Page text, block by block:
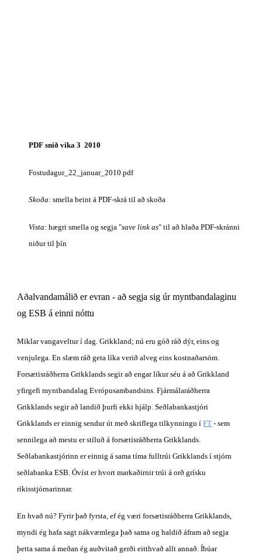
PDF snið vika 3  2010
Fostudagur_22_januar_2010.pdf
Skoða: smella beint á PDF-skrá til að skoða
Vista: hægri smella og segja "save link as" til að hlaða PDF-skránni
niður til þín
Aðalvandamálið er evran - að segja sig úr myntbandalaginu
og ESB á einni nóttu
Miklar vangaveltur í dag. Grikkland; nú eru góð ráð dýr, eins og
venjulega. En slæm ráð geta líka verið alveg eins kostnaðarsöm.
Forsætisráðherra Grikklands segir að engar líkur séu á að Grikkland
yfirgefi myntbandalag Evrópusambandsins. Fjármálaráðherra
Grikklands segir að landið þurfi ekki hjálp. Seðlabankastjóri
Grikklands er einnig sendur út með skriflega tilkynningu í FT - sem
sennilega að mestu er stíluð á forsætisráðherra Grikklands.
Seðlabankastjórinn er einnig á sama tíma fulltrúi Grikklands í stjórn
seðlabanka ESB. Óvíst er hvort markaðirnir trúi á orð grísku
ríkisstjórnarinnar.
En hvað nú? Fyrir það fyrsta, ef ég væri forsætisráðherra Grikklands,
myndi ég hafa sagt nákvæmlega það sama og haldið áfram að segja
þetta sama á meðan ég auðvitað gerði eitthvað allt annað. Íbúar